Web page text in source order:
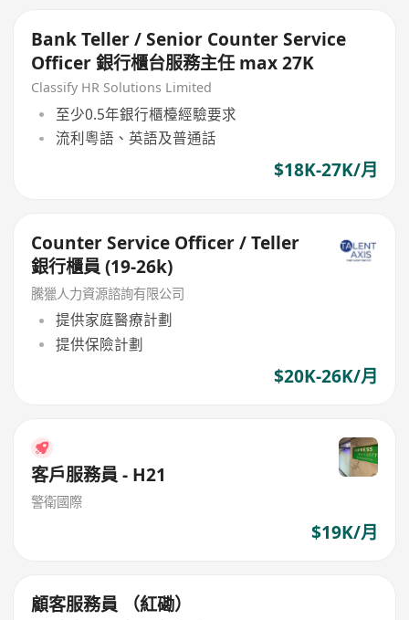
Bank Teller / Senior Counter Service
Officer 銀行櫃台服務主任 max 27K
Classify HR Solutions Limited
至少0.5年銀行櫃檯經驗要求
流利粵語、英語及普通話
$18K-27K/月
Counter Service Officer / Teller
銀行櫃員 (19-26k)
騰獵人力資源諮詢有限公司
提供家庭醫療計劃
提供保險計劃
$20K-26K/月
客戶服務員 - H21
警衛國際
$19K/月
顧客服務員 （紅磡）